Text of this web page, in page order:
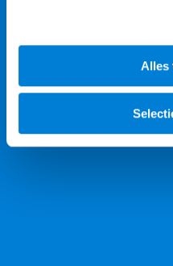
Alles
Jonas
C30
The Natural Pavilion